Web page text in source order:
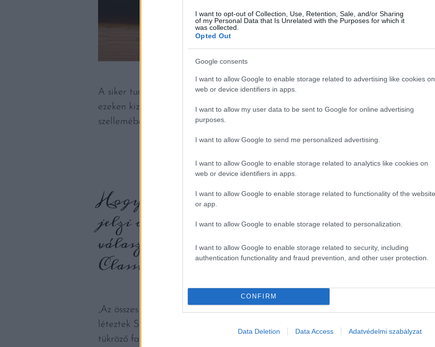
I want to opt-out of Collection, Use, Retention, Sale, and/or Sharing
of my Personal Data that Is Unrelated with the Purposes for which it
was collected.
Opted Out
Google consents
I want to allow Google to enable storage related to advertising like cookies on
web or device identifiers in apps.
I want to allow my user data to be sent to Google for online advertising
purposes.
I want to allow Google to send me personalized advertising.
I want to allow Google to enable storage related to analytics like cookies on
web or device identifiers in apps.
I want to allow Google to enable storage related to functionality of the website
or app.
I want to allow Google to enable storage related to personalization.
I want to allow Google to enable storage related to security, including
authentication functionality and fraud prevention, and other user protection.
CONFIRM
Data Deletion Data Access Adatvédelmi szabályzat
A siker tudatos munka eredménye: Csilla évek óta tart workshop-szerű
ezeken kizárólag külföldi borokkal ismerkednek, hogy feltérképezzék a nemzetközi
szellemében folytassák a munkát a saját pincészetüknél. Ennek egy újabb
Hogy ez valóban új szintet képvisel a
jelzi az új, egyértelműen a nemzetközi
választott név, valamint a fiatal dizájnereket
Classmate Studióval megalkotott címke.
„Az összes területünkről kizárólag a legjobb hordók lettek összeválogatva ehhez
léteztek Szekszárdon dűlőszelekciók, ez tehát egyfajta hagyomány is, amit
tükröző fajtaösszetétel. A kékfrankos az alap, mellette bekerültek a bordeaux-i